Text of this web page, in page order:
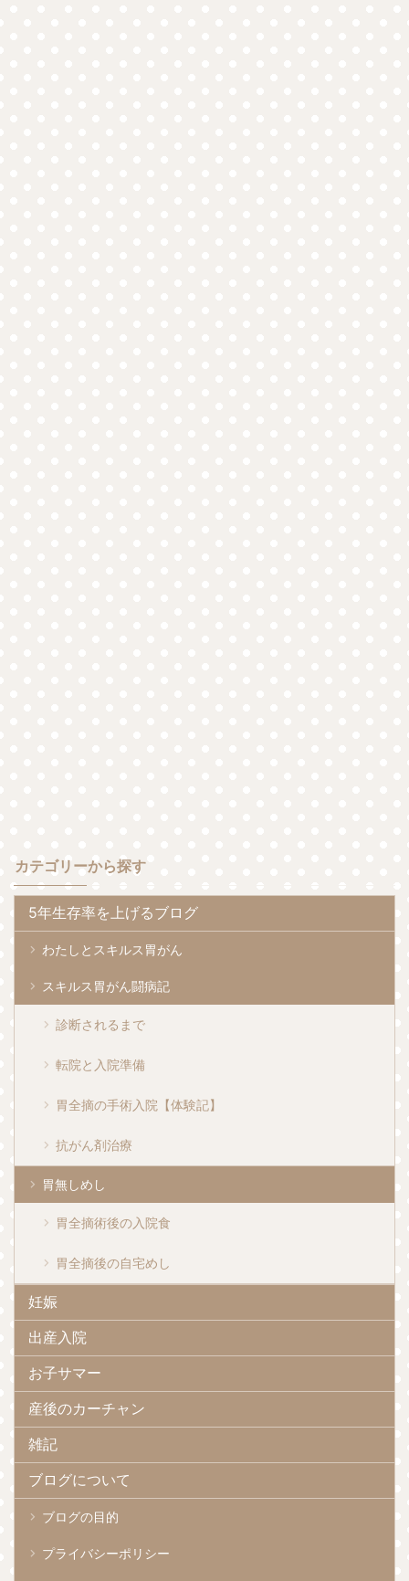
カテゴリーから探す
5年生存率を上げるブログ
わたしとスキルス胃がん
スキルス胃がん闘病記
診断されるまで
転院と入院準備
胃全摘の手術入院【体験記】
抗がん剤治療
胃無しめし
胃全摘術後の入院食
胃全摘後の自宅めし
妊娠
出産入院
お子サマー
産後のカーチャン
雑記
ブログについて
ブログの目的
プライバシーポリシー